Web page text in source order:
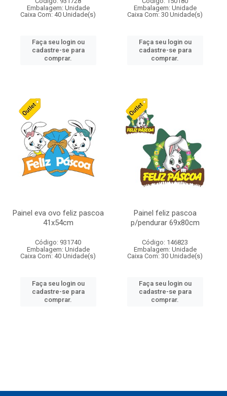
Embalagem: Unidade
Caixa Com: 40 Unidade(s)
Faça seu login ou
cadastre-se para
comprar.
Embalagem: Unidade
Caixa Com: 30 Unidade(s)
Faça seu login ou
cadastre-se para
comprar.
Painel eva ovo feliz pascoa
41x54cm
Código: 931740
Embalagem: Unidade
Caixa Com: 40 Unidade(s)
Faça seu login ou
cadastre-se para
comprar.
Painel feliz pascoa
p/pendurar 69x80cm
Código: 146823
Embalagem: Unidade
Caixa Com: 30 Unidade(s)
Faça seu login ou
cadastre-se para
comprar.